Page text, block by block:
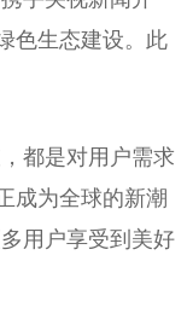
色生态建设。此
都是对用户需求
成为全球的新潮
用户享受到美好